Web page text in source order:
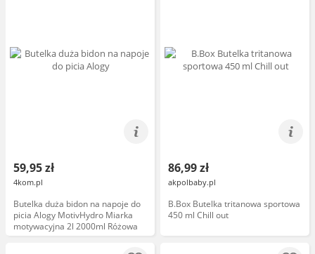
59,95 zł
4kom.pl
Butelka duża bidon na napoje do
picia Alogy MotivHydro Miarka
motywacyjna 2l 2000ml Różowa
86,99 zł
akpolbaby.pl
B.Box Butelka tritanowa sportowa
450 ml Chill out